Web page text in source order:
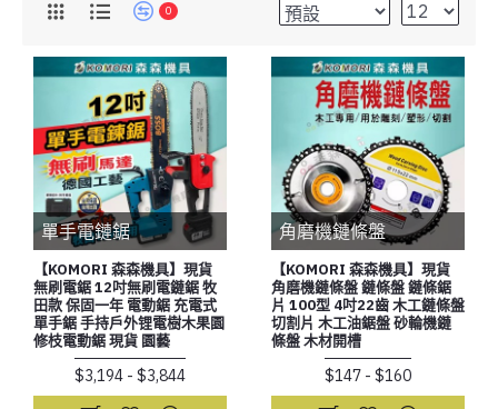
0
單手電鏈鋸
【KOMORI 森森機具】現貨
無刷電鋸 12吋無刷電鏈鋸 牧
田款 保固一年 電動鋸 充電式
單手鋸 手持戶外锂電樹木果園
修枝電動鋸 現貨 園藝
$3,194 - $3,844
角磨機鏈條盤
【KOMORI 森森機具】現貨
角磨機鏈條盤 鏈條盤 鏈條鋸
片 100型 4吋22齒 木工鏈條盤
切割片 木工油鋸盤 砂輪機鏈
條盤 木材開槽
$147 - $160